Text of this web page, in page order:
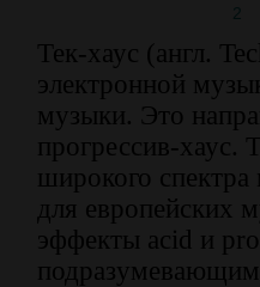
2
Тек-хаус (англ.
электронной
музыки. Это
прогрессив-хаус.
широкого
для европейских
эффекты acid и